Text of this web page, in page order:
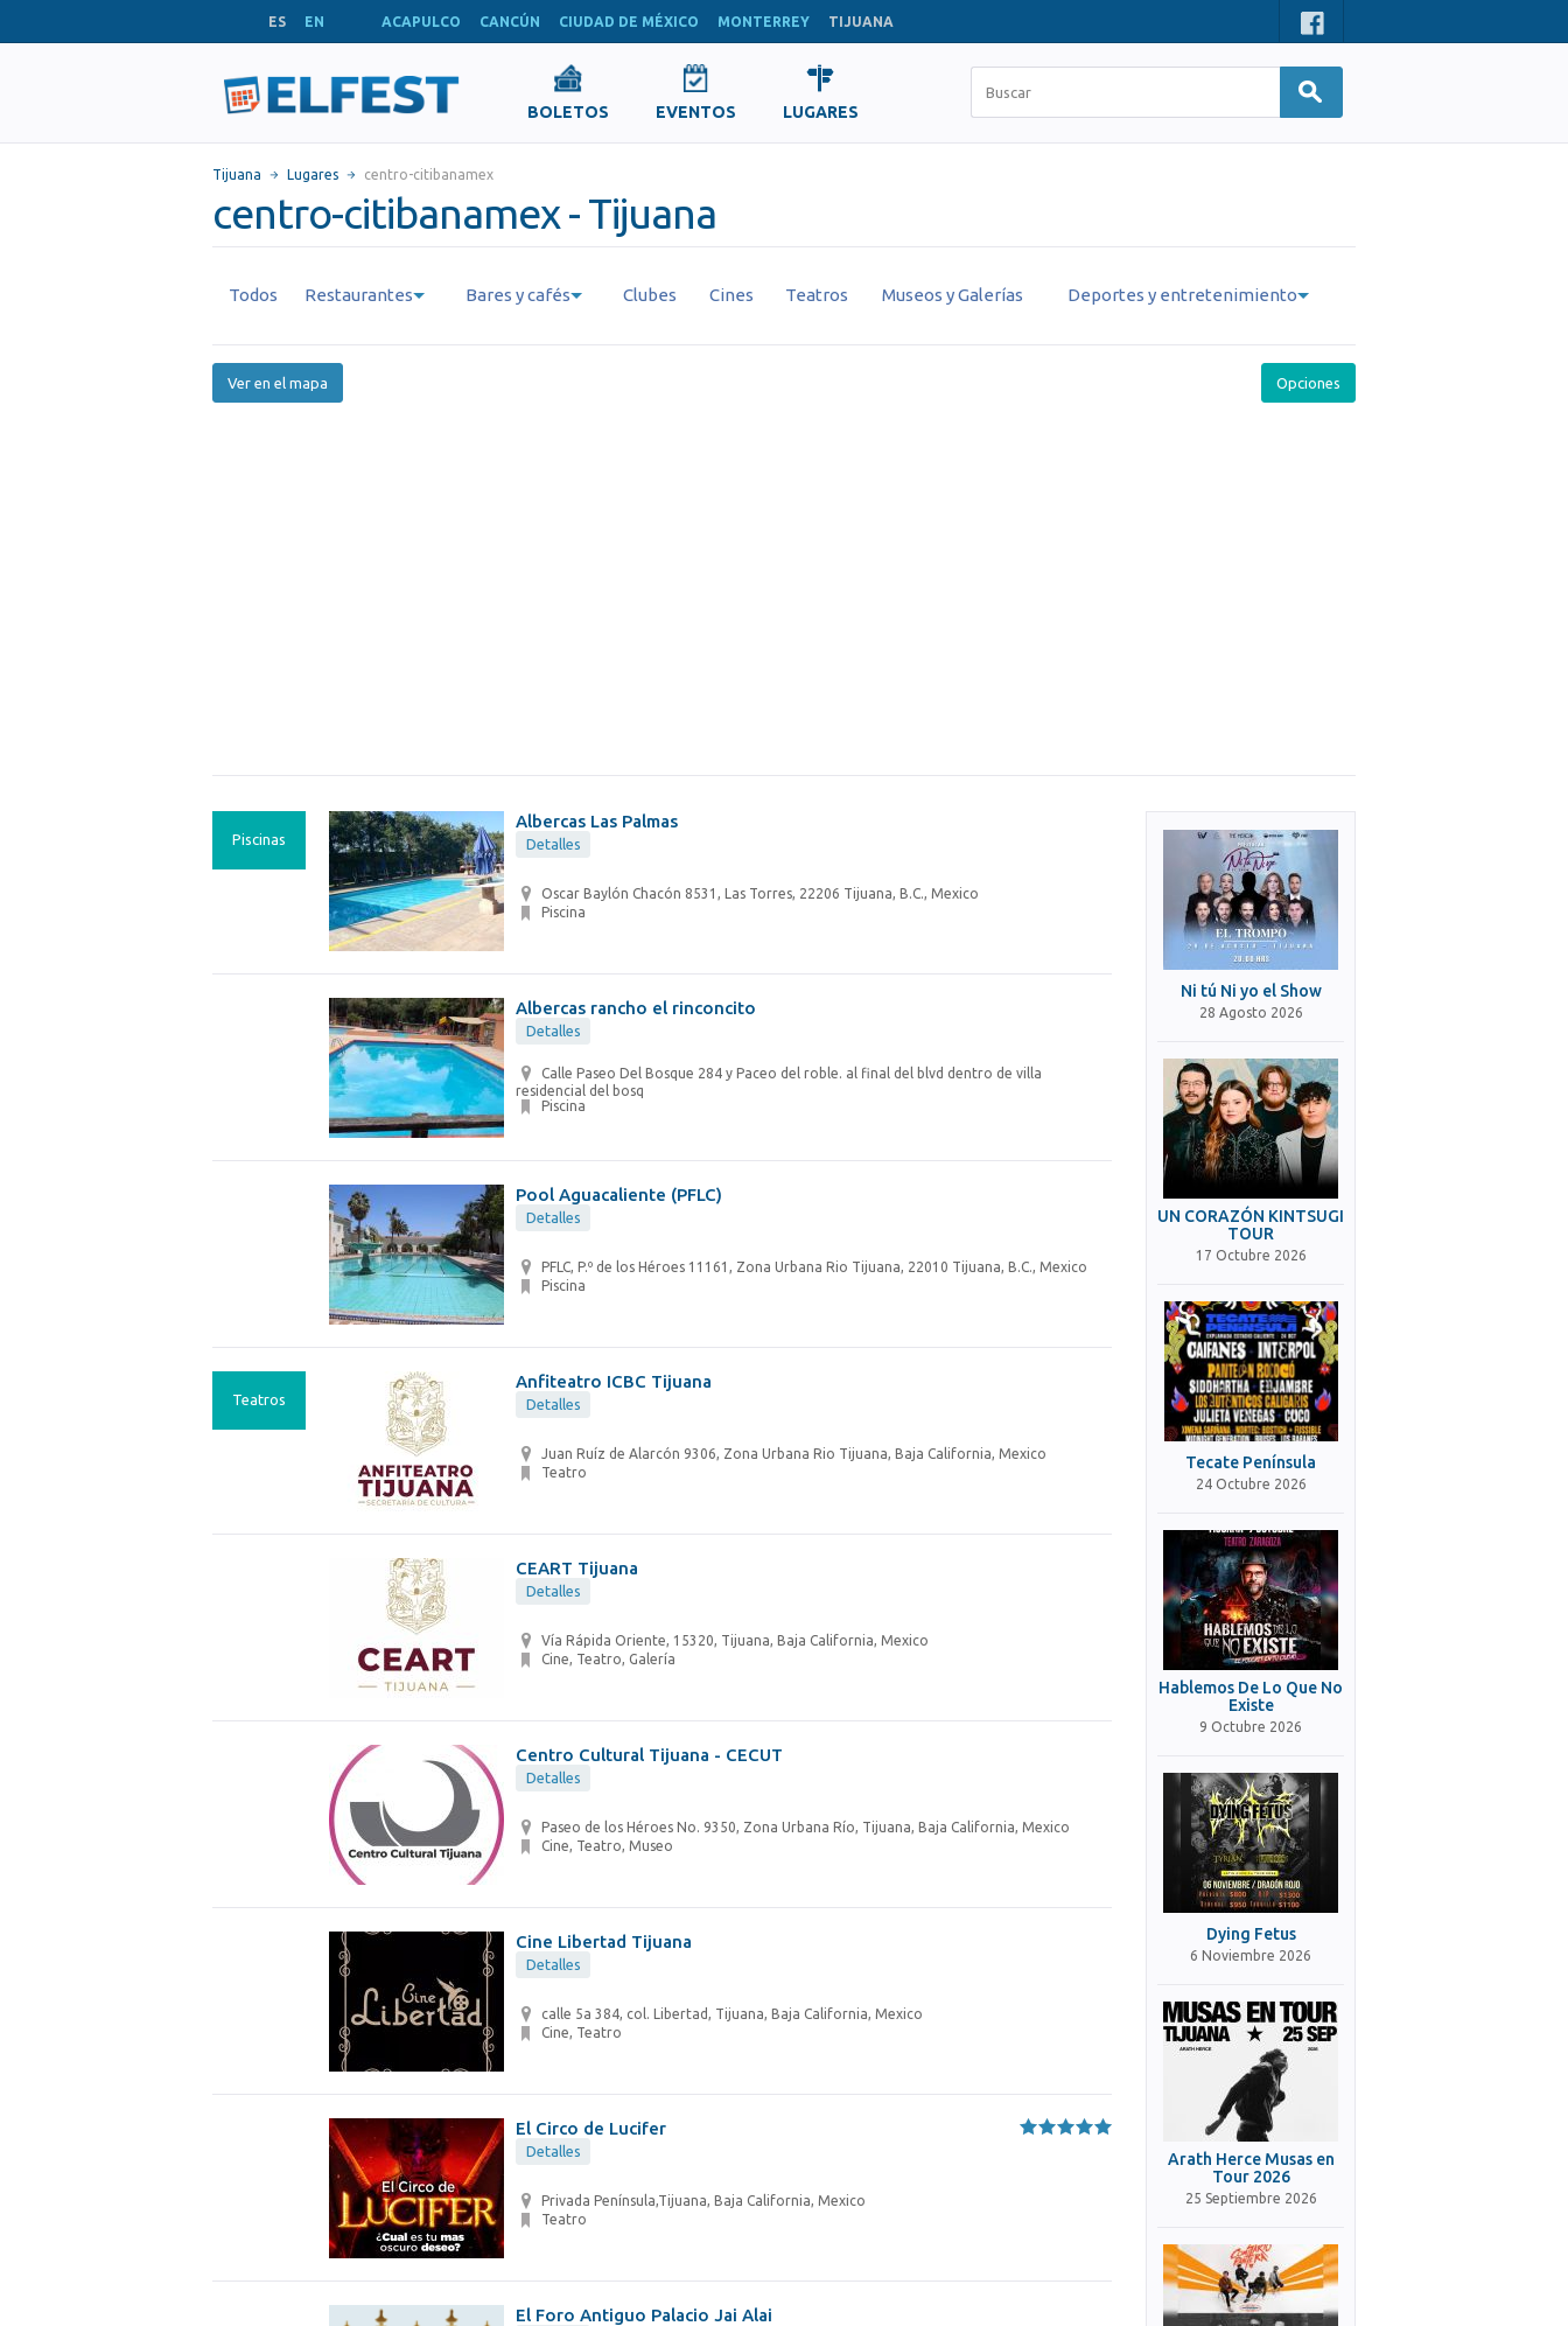
ES EN ACAPULCO CANCÚN CIUDAD DE MÉXICO MONTERREY TIJUANA
BOLETOS EVENTOS LUGARES
Tijuana Lugares centro-citibanamex
centro-citibanamex - Tijuana
Todos Restaurantes Bares y cafés Clubes Cines Teatros Museos y Galerías Deportes y entretenimiento
Ver en el mapa Opciones
Piscinas
Albercas Las Palmas
Detalles
Oscar Baylón Chacón 8531, Las Torres, 22206 Tijuana, B.C., Mexico
Piscina
Albercas rancho el rinconcito
Detalles
Calle Paseo Del Bosque 284 y Paceo del roble. al final del blvd dentro de villa
residencial del bosq
Piscina
Pool Aguacaliente (PFLC)
Detalles
PFLC, P.º de los Héroes 11161, Zona Urbana Rio Tijuana, 22010 Tijuana, B.C., Mexico
Piscina
Teatros
Anfiteatro ICBC Tijuana
Detalles
Juan Ruíz de Alarcón 9306, Zona Urbana Rio Tijuana, Baja California, Mexico
Teatro
CEART Tijuana
Detalles
Vía Rápida Oriente, 15320, Tijuana, Baja California, Mexico
Cine, Teatro, Galería
Centro Cultural Tijuana - CECUT
Detalles
Paseo de los Héroes No. 9350, Zona Urbana Río, Tijuana, Baja California, Mexico
Cine, Teatro, Museo
Cine Libertad Tijuana
Detalles
calle 5a 384, col. Libertad, Tijuana, Baja California, Mexico
Cine, Teatro
El Circo de Lucifer
Detalles
Privada Península,Tijuana, Baja California, Mexico
Teatro
El Foro Antiguo Palacio Jai Alai
Ni tú Ni yo el Show
28 Agosto 2026
UN CORAZÓN KINTSUGI
TOUR
17 Octubre 2026
Tecate Península
24 Octubre 2026
Hablemos De Lo Que No
Existe
9 Octubre 2026
Dying Fetus
6 Noviembre 2026
Arath Herce Musas en
Tour 2026
25 Septiembre 2026